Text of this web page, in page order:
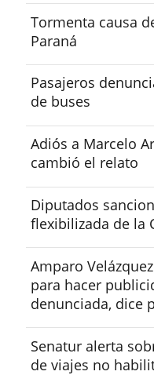
Tormenta causa
Paraná
Pasajeros
de buses
Adiós a Marcelo
cambió el relato
Diputados
flexibilizada de la
Amparo
para hacer
denunciada, dice
Senatur alerta
de viajes no